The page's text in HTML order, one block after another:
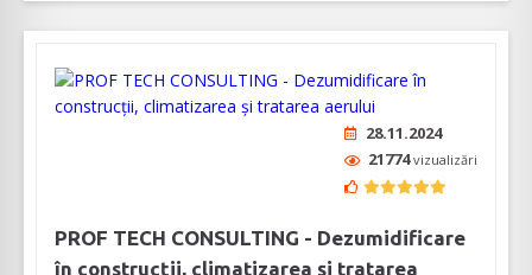
28.11.2024
21774vizualizări
PROF TECH CONSULTING - Dezumidificare
în construcții, climatizarea și tratarea